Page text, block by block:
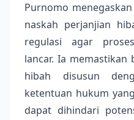
Purnomo
naskah perjanjian
regulasi agar
lancar. Ia
hibah disusun
ketentuan hukum
dapat dihindari